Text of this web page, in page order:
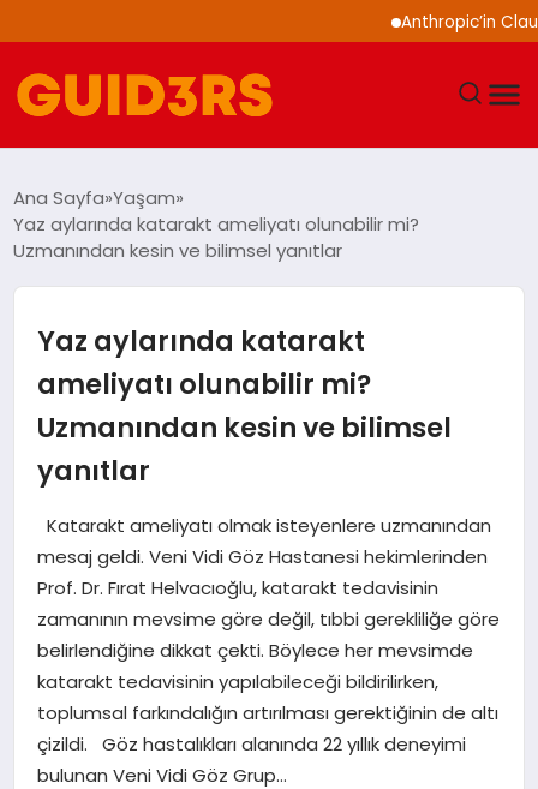
Anthropic’in Claude
YAŞAM
SAĞLIK
EKONOMI
MAGAZIN
EĞITIM
Ana Sayfa Yaşam
Yaz aylarında katarakt ameliyatı olunabilir mi?
Uzmanından kesin ve bilimsel yanıtlar
Yaz aylarında katarakt
ameliyatı olunabilir mi?
Uzmanından kesin ve bilimsel
yanıtlar
Katarakt ameliyatı olmak isteyenlere uzmanından
mesaj geldi. Veni Vidi Göz Hastanesi hekimlerinden
Prof. Dr. Fırat Helvacıoğlu, katarakt tedavisinin
zamanının mevsime göre değil, tıbbi gerekliliğe göre
belirlendiğine dikkat çekti. Böylece her mevsimde
katarakt tedavisinin yapılabileceği bildirilirken,
toplumsal farkındalığın artırılması gerektiğinin de altı
çizildi. Göz hastalıkları alanında 22 yıllık deneyimi
bulunan Veni Vidi Göz Grup…